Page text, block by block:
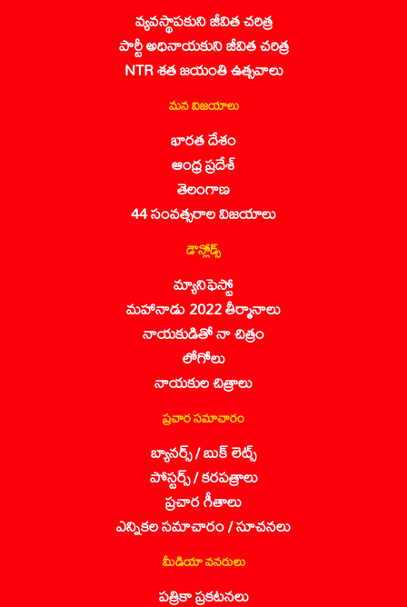
వ్యవస్థాపకుని జీవిత చరిత్ర
పార్టీ అధినాయకుని జీవిత చరిత్ర
NTR శత జయంతి ఉత్సవాలు
మన విజయాలు
భారత దేశం
ఆంధ్ర ప్రదేశ్
తెలంగాణ
44 సంవత్సరాల విజయాలు
డౌన్లోడ్స్
మ్యానిఫెస్టో
మహానాడు 2022 తీర్మానాలు
నాయకుడితో నా చిత్రం
లోగోలు
నాయకుల చిత్రాలు
ప్రచార సమాచారం
బ్యానర్స్ / బుక్ లెట్స్
పోస్టర్స్ / కరపత్రాలు
ప్రచార గీతాలు
ఎన్నికల సమాచారం / సూచనలు
మీడియా వనరులు
పత్రికా ప్రకటనలు